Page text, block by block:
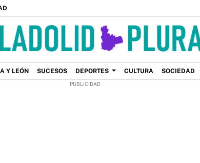
Y LEÓN SUCESOS DEPORTES CULTURA SOCIEDAD